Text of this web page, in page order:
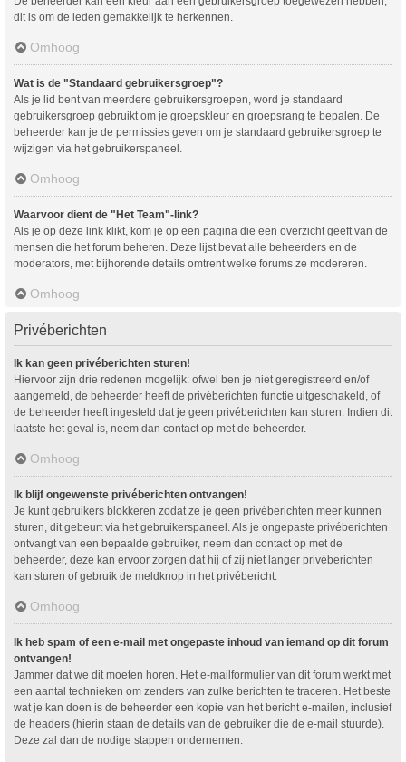
dit is om de leden gemakkelijk te herkennen.
Omhoog
Wat is de "Standaard gebruikersgroep"?
Als je lid bent van meerdere gebruikersgroepen, word je standaard
gebruikersgroep gebruikt om je groepskleur en groepsrang te bepalen. De
beheerder kan je de permissies geven om je standaard gebruikersgroep te
wijzigen via het gebruikerspaneel.
Omhoog
Waarvoor dient de "Het Team"-link?
Als je op deze link klikt, kom je op een pagina die een overzicht geeft van de
mensen die het forum beheren. Deze lijst bevat alle beheerders en de
moderators, met bijhorende details omtrent welke forums ze modereren.
Omhoog
Privéberichten
Ik kan geen privéberichten sturen!
Hiervoor zijn drie redenen mogelijk: ofwel ben je niet geregistreerd en/of
aangemeld, de beheerder heeft de privéberichten functie uitgeschakeld, of
de beheerder heeft ingesteld dat je geen privéberichten kan sturen. Indien dit
laatste het geval is, neem dan contact op met de beheerder.
Omhoog
Ik blijf ongewenste privéberichten ontvangen!
Je kunt gebruikers blokkeren zodat ze je geen privéberichten meer kunnen
sturen, dit gebeurt via het gebruikerspaneel. Als je ongepaste privéberichten
ontvangt van een bepaalde gebruiker, neem dan contact op met de
beheerder, deze kan ervoor zorgen dat hij of zij niet langer privéberichten
kan sturen of gebruik de meldknop in het privébericht.
Omhoog
Ik heb spam of een e-mail met ongepaste inhoud van iemand op dit forum
ontvangen!
Jammer dat we dit moeten horen. Het e-mailformulier van dit forum werkt met
een aantal technieken om zenders van zulke berichten te traceren. Het beste
wat je kan doen is de beheerder een kopie van het bericht e-mailen, inclusief
de headers (hierin staan de details van de gebruiker die de e-mail stuurde).
Deze zal dan de nodige stappen ondernemen.